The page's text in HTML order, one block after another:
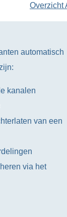
Overzicht
automatisch
kanalen
van een
via het